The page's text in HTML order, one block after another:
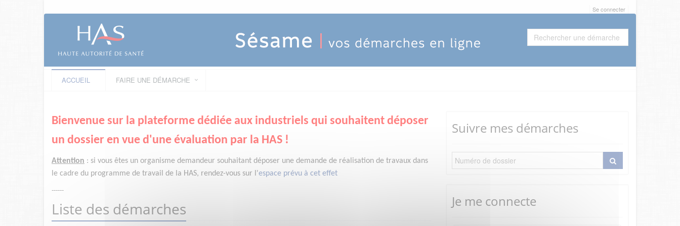
Se connecter
ACCUEIL FAIRE UNE DÉMARCHE
Bienvenue sur la plateforme dédiée aux industriels qui souhaitent déposer
un dossier en vue d'une évaluation par la HAS !
Attention : si vous êtes un organisme demandeur souhaitant déposer une demande de réalisation de travaux dans
le cadre du programme de travail de la HAS, rendez-vous sur l'espace prévu à cet effet
------
Liste des démarches
Suivre mes démarches
Je me connecte